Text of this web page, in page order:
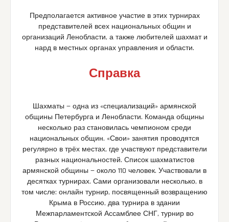
Предполагается активное участие в этих турнирах
представителей всех национальных общин и
организаций Ленобласти, а также любителей шахмат и
нард в местных органах управления и области.
Справка
Шахматы — одна из «специализаций» армянской
общины Петербурга и Ленобласти. Команда общины
несколько раз становилась чемпионом среди
национальных общин. «Свои» занятия проводятся
регулярно в трёх местах, где участвуют представители
разных национальностей. Список шахматистов
армянской общины — около 110 человек. Участвовали в
десятках турнирах. Сами организовали несколько, в
том числе: онлайн турнир, посвященный возвращению
Крыма в Россию, два турнира в здании
Межпарламентской Ассамблее СНГ, турнир во